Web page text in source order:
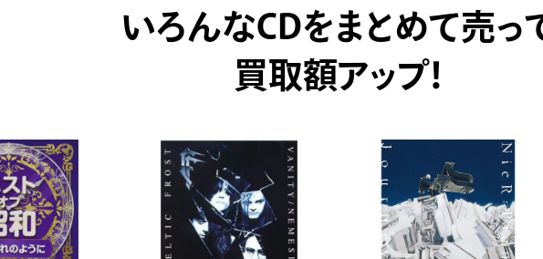
いろんなCDをまとめて売っ
買取額アップ！